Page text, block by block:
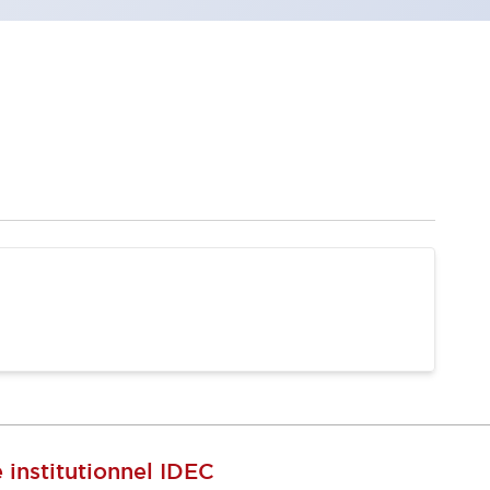
institutionnel IDEC